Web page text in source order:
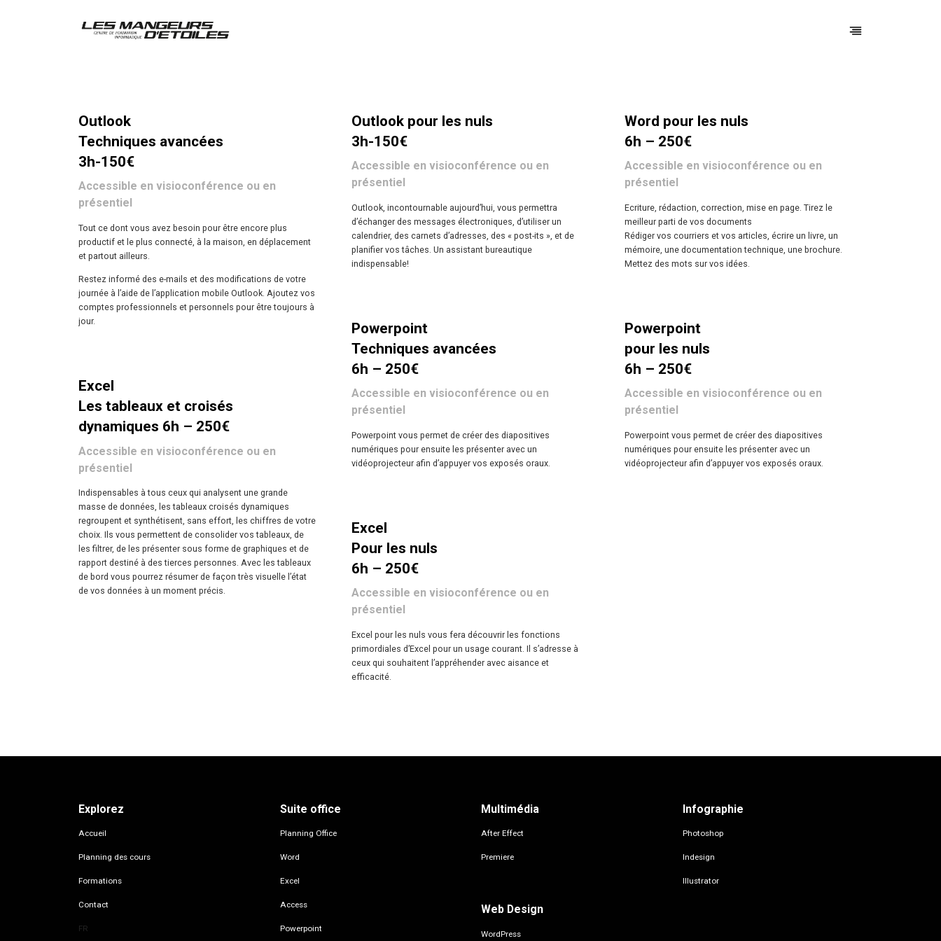
Outlook
Techniques avancées
3h-150€
Accessible en visioconférence ou en
présentiel
Tout ce dont vous avez besoin pour être encore plus
productif et le plus connecté, à la maison, en déplacement
et partout ailleurs.
Restez informé des e-mails et des modifications de votre
journée à l’aide de l’application mobile Outlook. Ajoutez vos
comptes professionnels et personnels pour être toujours à
jour.
Outlook pour les nuls
3h-150€
Accessible en visioconférence ou en
présentiel
Outlook, incontournable aujourd’hui, vous permettra
d’échanger des messages électroniques, d’utiliser un
calendrier, des carnets d’adresses, des « post-its », et de
planifier vos tâches. Un assistant bureautique
indispensable!
Word pour les nuls
6h – 250€
Accessible en visioconférence ou en
présentiel
Ecriture, rédaction, correction, mise en page. Tirez le
meilleur parti de vos documents
Rédiger vos courriers et vos articles, écrire un livre, un
mémoire, une documentation technique, une brochure.
Mettez des mots sur vos idées.
Powerpoint
Techniques avancées
6h – 250€
Accessible en visioconférence ou en
présentiel
Powerpoint vous permet de créer des diapositives
numériques pour ensuite les présenter avec un
vidéoprojecteur afin d’appuyer vos exposés oraux.
Powerpoint
pour les nuls
6h – 250€
Accessible en visioconférence ou en
présentiel
Powerpoint vous permet de créer des diapositives
numériques pour ensuite les présenter avec un
vidéoprojecteur afin d’appuyer vos exposés oraux.
Excel
Les tableaux et croisés
dynamiques 6h – 250€
Accessible en visioconférence ou en
présentiel
Indispensables à tous ceux qui analysent une grande
masse de données, les tableaux croisés dynamiques
regroupent et synthétisent, sans effort, les chiffres de votre
choix. Ils vous permettent de consolider vos tableaux, de
les filtrer, de les présenter sous forme de graphiques et de
rapport destiné à des tierces personnes. Avec les tableaux
de bord vous pourrez résumer de façon très visuelle l’état
de vos données à un moment précis.
Excel
Pour les nuls
6h – 250€
Accessible en visioconférence ou en
présentiel
Excel pour les nuls vous fera découvrir les fonctions
primordiales d’Excel pour un usage courant. Il s’adresse à
ceux qui souhaitent l’appréhender avec aisance et
efficacité.
Explorez
Accueil
Planning des cours
Formations
Contact
FR
Suite office
Planning Office
Word
Excel
Access
Powerpoint
Multimédia
After Effect
Premiere
Web Design
WordPress
Infographie
Photoshop
Indesign
Illustrator